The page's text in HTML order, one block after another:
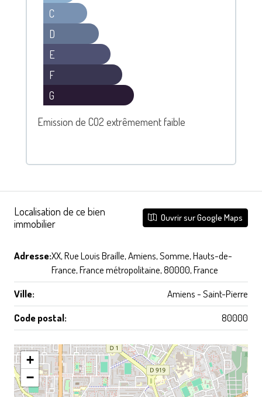
C
D
E
F
G
Emission de CO2 extrêmement faible
Localisation de ce bien
immobilier
Ouvrir sur Google Maps
Adresse:XX, Rue Louis Braille, Amiens, Somme, Hauts-de-
France, France métropolitaine, 80000, France
Ville:
Amiens - Saint-Pierre
Code postal:
80000
+
−